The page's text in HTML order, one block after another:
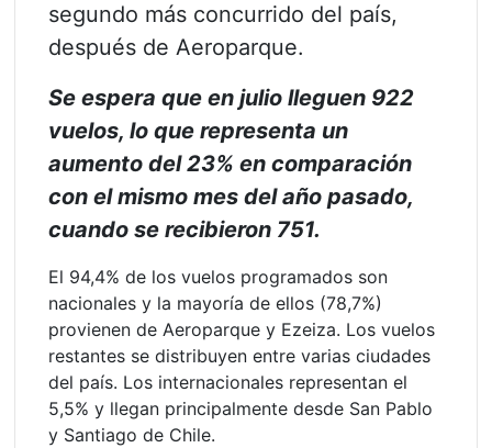
segundo más concurrido del país,
después de Aeroparque.
Se espera que en julio lleguen 922
vuelos, lo que representa un
aumento del 23% en comparación
con el mismo mes del año pasado,
cuando se recibieron 751.
El 94,4% de los vuelos programados son
nacionales y la mayoría de ellos (78,7%)
provienen de Aeroparque y Ezeiza. Los vuelos
restantes se distribuyen entre varias ciudades
del país. Los internacionales representan el
5,5% y llegan principalmente desde San Pablo
y Santiago de Chile.